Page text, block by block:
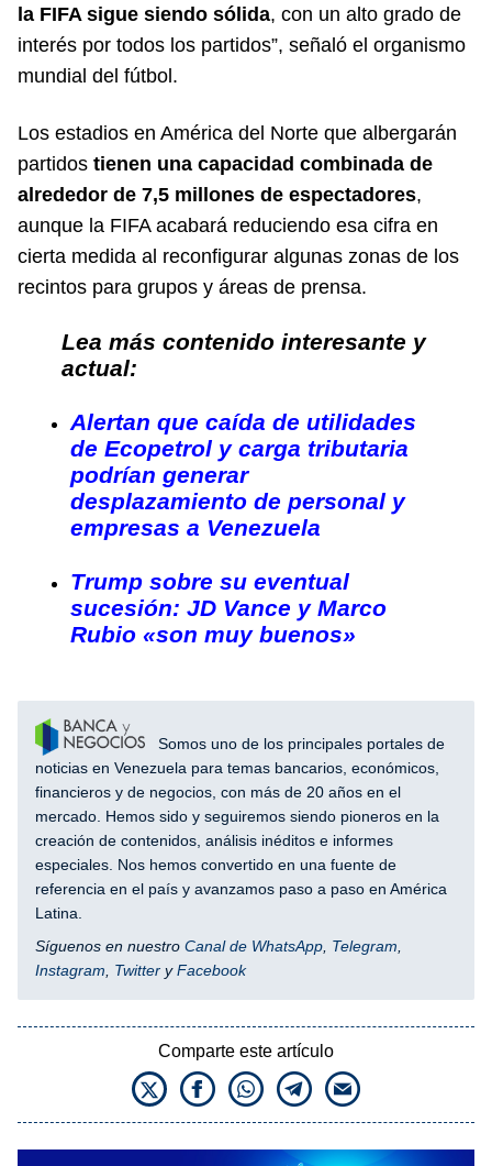
la FIFA sigue siendo sólida, con un alto grado de
interés por todos los partidos”, señaló el organismo
mundial del fútbol.
Los estadios en América del Norte que albergarán
partidos tienen una capacidad combinada de
alrededor de 7,5 millones de espectadores,
aunque la FIFA acabará reduciendo esa cifra en
cierta medida al reconfigurar algunas zonas de los
recintos para grupos y áreas de prensa.
Lea más contenido interesante y
actual:
Alertan que caída de utilidades
de Ecopetrol y carga tributaria
podrían generar
desplazamiento de personal y
empresas a Venezuela
Trump sobre su eventual
sucesión: JD Vance y Marco
Rubio «son muy buenos»
Somos uno de los principales portales de
noticias en Venezuela para temas bancarios, económicos,
financieros y de negocios, con más de 20 años en el
mercado. Hemos sido y seguiremos siendo pioneros en la
creación de contenidos, análisis inéditos e informes
especiales. Nos hemos convertido en una fuente de
referencia en el país y avanzamos paso a paso en América
Latina.
Síguenos en nuestro Canal de WhatsApp Telegram
Instagram
Twitter yFacebook
Comparte este artículo